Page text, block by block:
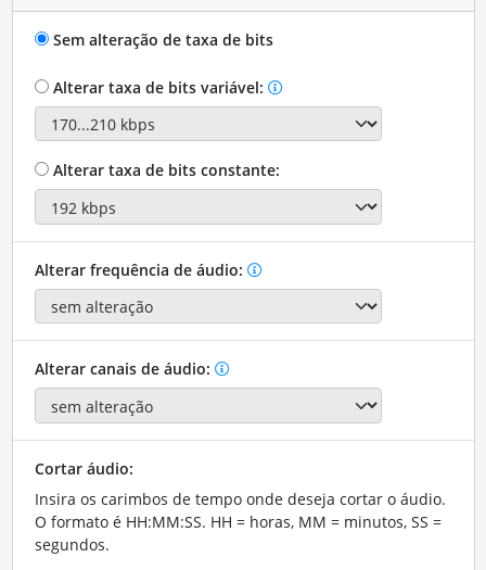
Sem alteração de taxa de bits
Alterar taxa de bits variável:
Alterar taxa de bits constante:
Alterar frequência de áudio:
Alterar canais de áudio:
Cortar áudio:
Insira os carimbos de tempo onde deseja cortar o áudio.
O formato é HH:MM:SS. HH = horas, MM = minutos, SS =
segundos.